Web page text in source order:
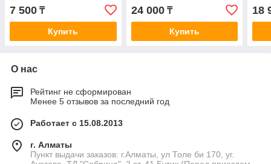
7 500 ₸
Купить
24 000₸
Купить
18
О нас
Рейтинг не сформирован
Менее 5 отзывов за последний год
Работает с 15.08.2013
г. Алматы
Пункт выдачи заказов: г.Алматы, ул Толе би 170, уг.